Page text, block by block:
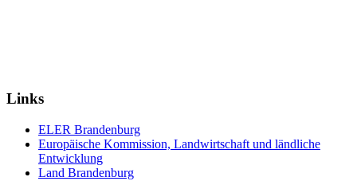
Links
ELER Brandenburg
Europäische Kommission, Landwirtschaft und ländliche
Entwicklung
Land Brandenburg